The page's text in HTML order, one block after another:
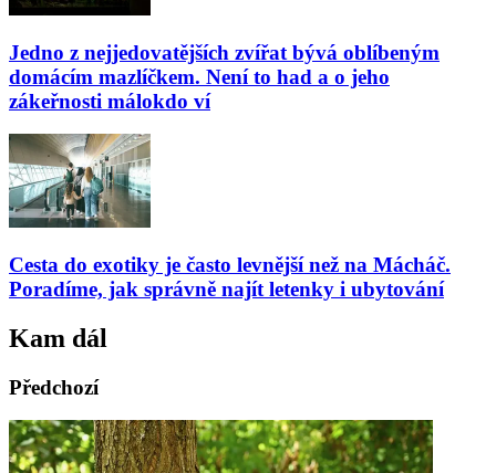
Jedno z nejjedovatějších zvířat bývá oblíbeným
domácím mazlíčkem. Není to had a o jeho
zákeřnosti málokdo ví
Cesta do exotiky je často levnější než na Mácháč.
Poradíme, jak správně najít letenky i ubytování
Kam dál
Předchozí